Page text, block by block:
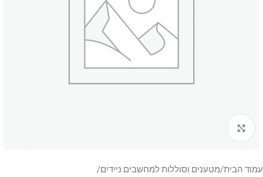
עמוד הבית מטענים וסוללות למחשבים ניידים